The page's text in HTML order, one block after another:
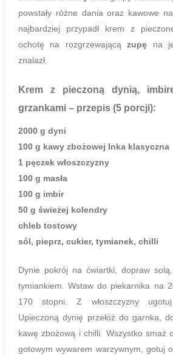
powstały różne dania oraz kawowe
najbardziej przypadł krem z
ochotę na rozgrzewającązupę na
znalazł.
Krem z pieczoną dynią,
grzankami – przepis (5 porcji):
2000 g dyni
100 g kawy zbożowej Inka klasyczna
1 pęczek włoszczyzny
100 g masła
100 g imbir
50 g świeżej kolendry
chleb tostowy
sól, pieprz, cukier, tymianek, chilli
Dynie pokrój na ćwiartki, dopraw
tymiankiem. Wstaw do piekarnika na
170 stopni. Z włoszczyzny
Upieczoną dynię przełóż do garnka,
kawę zbożową i chilli. Wszystko smaż
gotowym wywarem warzywnym, gotuj